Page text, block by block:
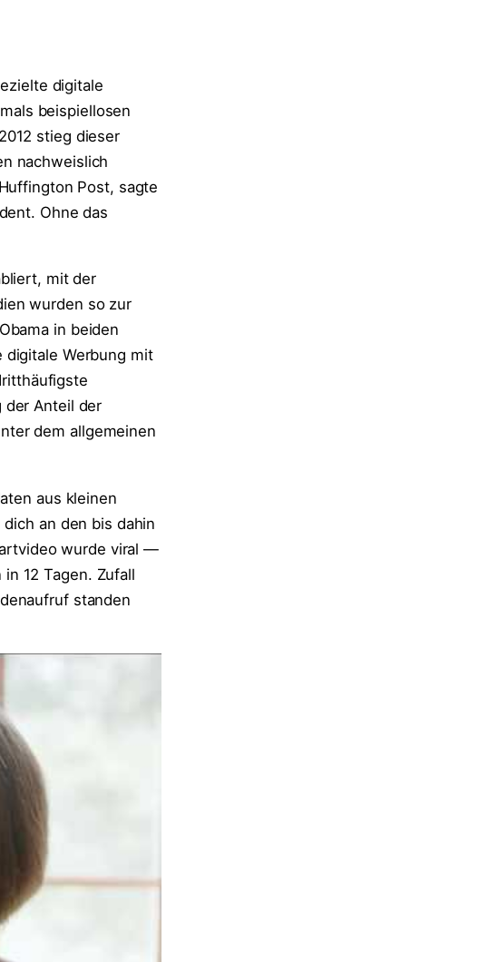
digitale
beispiellosen
stieg dieser
nachweislich
Post, sagte
Ohne das
mit der
wurden so zur
in beiden
digitale Werbung mit
der Anteil der
dem allgemeinen
aus kleinen
an den bis dahin
wurde viral —
12 Tagen. Zufall
standen